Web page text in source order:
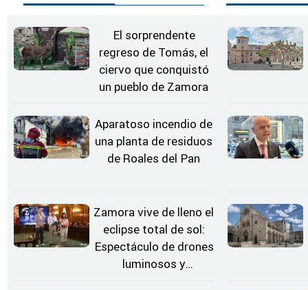
El sorprendente
regreso de Tomás, el
ciervo que conquistó
un pueblo de Zamora
Aparatoso incendio de
una planta de residuos
de Roales del Pan
Zamora vive de lleno el
eclipse total de sol:
Espectáculo de drones
luminosos y